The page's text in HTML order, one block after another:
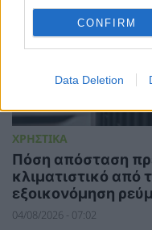
CONFIRM
Data Deletion
ΧΡΗΣΤΙΚΑ
Πόση απόσταση
κλιματιστικό από
εξοικονόμηση
04/08/2026 - 07:02